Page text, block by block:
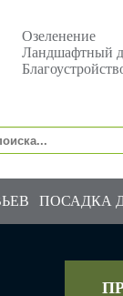
Озеленение
Ландшафтный
ПОСАДКА